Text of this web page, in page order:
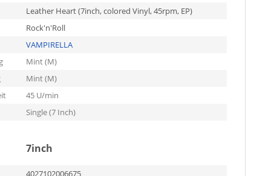
Leather Heart (7inch, colored Vinyl, 45rpm, EP)
Rock'n'Roll
VAMPIRELLA
Mint (M)
Mint (M)
45 U/min
Single (7 Inch)
7inch
4027102006675